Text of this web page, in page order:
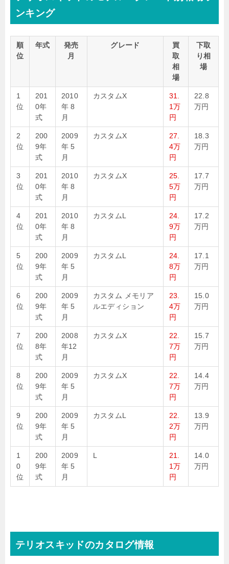
ンキング
順
位
年式
発売
月
グレード
買
取
相
場
下取
り相
場
1
位
201
0年
式
2010
年 8
月
カスタムX
31.
1万
円
22.8
万円
2
位
200
9年
式
2009
年 5
月
カスタムX
27.
4万
円
18.3
万円
3
位
201
0年
式
2010
年 8
月
カスタムX
25.
5万
円
17.7
万円
4
位
201
0年
式
2010
年 8
月
カスタムL
24.
9万
円
17.2
万円
5
位
200
9年
式
2009
年 5
月
カスタムL
24.
8万
円
17.1
万円
6
位
200
9年
式
2009
年 5
月
カスタム メモリア
ルエディション
23.
4万
円
15.0
万円
7
位
200
8年
式
2008
年12
月
カスタムX
22.
7万
円
15.7
万円
8
位
200
9年
式
2009
年 5
月
カスタムX
22.
7万
円
14.4
万円
9
位
200
9年
式
2009
年 5
月
カスタムL
22.
2万
円
13.9
万円
1
0
位
200
9年
式
2009
年 5
月
L
21.
1万
円
14.0
万円
テリオスキッドのカタログ情報